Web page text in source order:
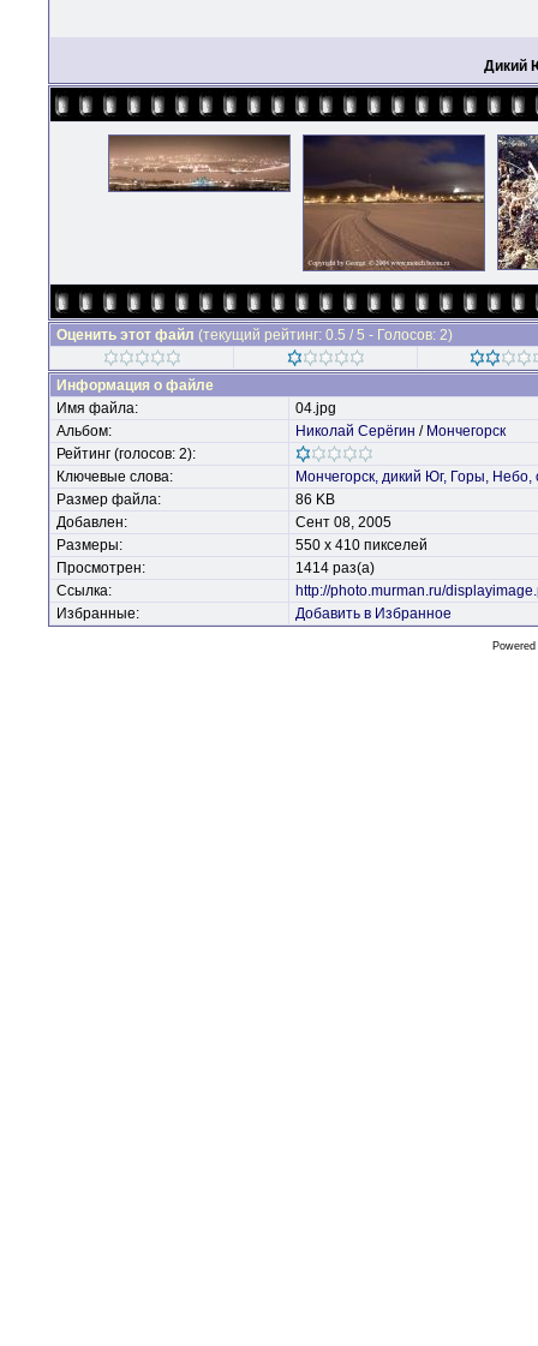
Дикий
Оценить этот файл (текущий рейтинг: 0.5 / 5 - Голосов: 2)
Информация о файле
Имя файла:
04.jpg
Альбом:
Николай Серёгин / Мончегорск
Рейтинг (голосов: 2):
Ключевые слова:
Мончегорск, дикий Юг, Горы, Небо,
Размер файла:
86 KB
Добавлен:
Сент 08, 2005
Размеры:
550 x 410 пикселей
Просмотрен:
1414 раз(а)
Ссылка:
http://photo.murman.ru/
Избранные:
Добавить в Избранное